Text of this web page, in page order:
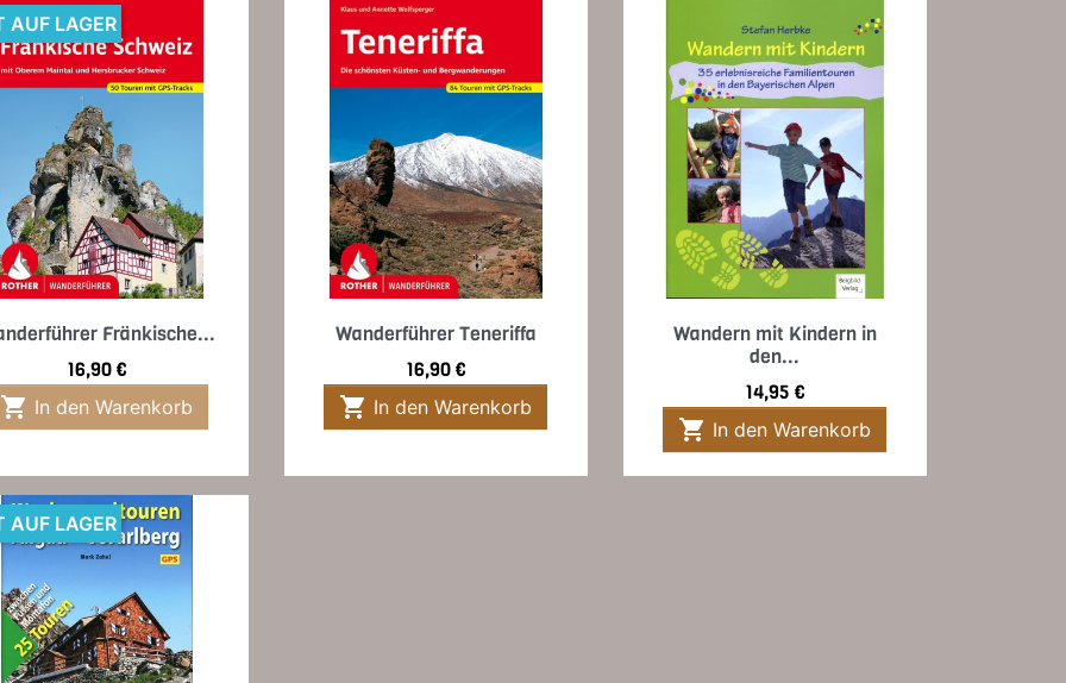
 Vorschau
Fränkische...
Preis
16,90 €
 In den Warenkorb
AUF LAGER
Vorschau
Wanderführer Teneriffa
Preis
16,90 €
 In den Warenkorb
Vorschau
Wandern mit Kindern in
den...
Preis
14,95 €
 In den Warenkorb
AUF LAGER